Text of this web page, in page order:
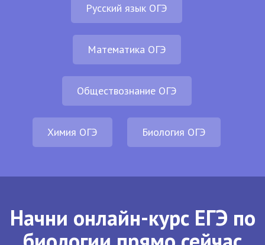
Русский язык ОГЭ
Математика ОГЭ
Обществознание ОГЭ
Химия ОГЭ Биология ОГЭ
Начни онлайн-курс ЕГЭ по